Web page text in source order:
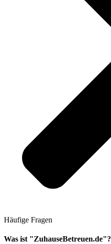
Häufige Fragen
Was ist "ZuhauseBetreuen.de"?